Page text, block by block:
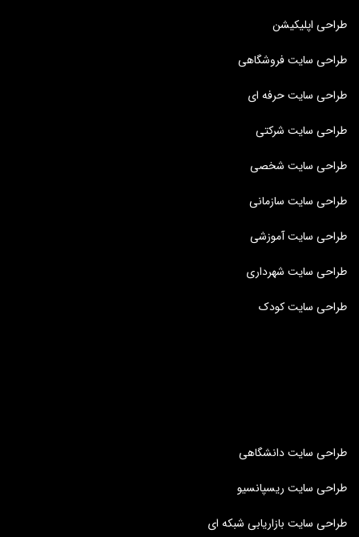
طراحی اپلیکیشن
طراحی سایت فروشگاهی
طراحی سایت حرفه ای
طراحی سایت شرکتی
طراحی سایت شخصی
طراحی سایت سازمانی
طراحی سایت آموزشی
طراحی سایت شهرداری
طراحی سایت کودک
طراحی سایت دانشگاهی
طراحی سایت ریسپانسیو
طراحی سایت بازاریابی شبکه ای